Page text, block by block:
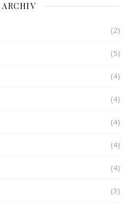
ARCHIV
(2)
(5)
(4)
(4)
(4)
(4)
(4)
(3)